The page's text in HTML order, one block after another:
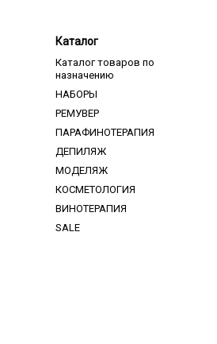
Каталог
Каталог товаров по
назначению
НАБОРЫ
РЕМУВЕР
ПАРАФИНОТЕРАПИЯ
ДЕПИЛЯЖ
МОДЕЛЯЖ
КОСМЕТОЛОГИЯ
ВИНОТЕРАПИЯ
SALE